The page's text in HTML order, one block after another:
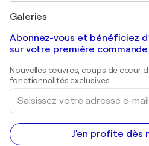
Banksy
Mr. Brainwash
Shepard Fairey
Tableaux abstraits à vendre
Peintures de paysage
Estampes
Peintures acryliques
Galeries
Galeries d'art en France
Galeries d'art en Belgique
Abonnez-vous et bénéficiez
sur votre première commande
Nouvelles œuvres, coups de cœur
fonctionnalités exclusives.
Saisissez
votre
adresse
e-
mail
J'en profite dès